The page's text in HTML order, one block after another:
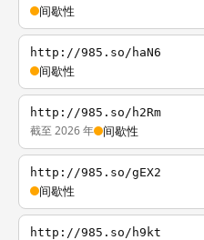
间歇性
http://985.so/haN6
间歇性
http://985.so/h2Rm
截至 2026 年 间歇性
http://985.so/gEX2
间歇性
http://985.so/h9kt